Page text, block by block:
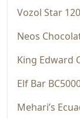
Vozol Star
Neos
King Edward
Elf Bar
Mehari’s